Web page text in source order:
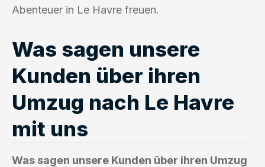
Abenteuer in Le Havre freuen.
Was sagen unsere
Kunden über ihren
Umzug nach Le Havre
mit uns
Was sagen unsere Kunden über ihren Umzug